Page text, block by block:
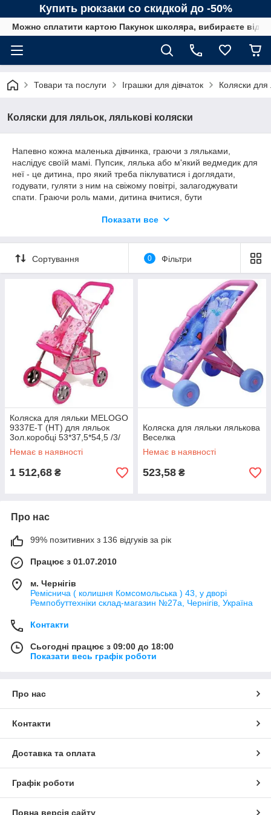
Купить рюкзаки со скидкой до -50%
Можно сплатити картою Пакунок школяра, вибираєте від
Товари та послуги Іграшки для дівчаток Коляски для
Коляски для ляльок, лялькові коляски
Напевно кожна маленька дівчинка, граючи з ляльками,
наслідує своїй мамі. Пупсик, лялька або м'який ведмедик для
неї - це дитина, про який треба піклуватися і доглядати,
годувати, гуляти з ним на свіжому повітрі, залагоджувати
спати. Граючи роль мами, дитина вчитися, бути
логічне мислення та уяву. Тому батьки всіляко намагаються
різноманітні аксесуари до них.
Найпоширеніші з них - це ліжечка і коляски для ляльок.
Кожна дівчинка мріє про такий подарунок. Адже дівчинка
може укласти улюблену ляльку в коляску і гуляти з нею на
вулиці, як справжня мама, а вдома
спати в ліжечко
свого іграшкового малюка і заспівати йому колискову.
Хочете зробити відмінний подарунок своїй донечці -
придбайте на нашому сайті коляску або ліжечко для її пупса
або ляльки, і ви принесете велику радість своїй дитині. Ваша
дитина буде щаслива отримати такий прекрасний і такий
бажаний подарунок як ліжечко або коляска для її улюбленої
ляльки.
Показати все
Сортування 0 Фільтри
Коляска для ляльки MELOGO
9337E-T (HT) для ляльок
3ол.коробці 53*37,5*54,5 /3/
Немає в наявності
1 512,68 ₴
Коляска для ляльки лялькова
Веселка
Немає в наявності
523,58 ₴
Про нас
99% позитивних з 136 відгуків за рік
Працює з 01.07.2010
м. Чернігів
Реміснича ( колишня Комсомольська ) 43, у дворі
Ремпобуттехніки склад-магазин №27a, Чернігів, Україна
Контакти
Сьогодні працює з 09:00 до 18:00
Показати весь графік роботи
Про нас
Контакти
Доставка та оплата
Графік роботи
Повна версія сайту